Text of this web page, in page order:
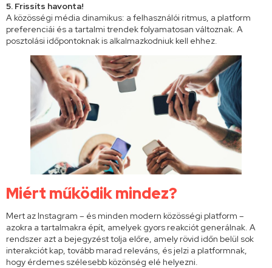
5. Frissíts havonta!
A közösségi média dinamikus: a felhasználói ritmus, a platform
preferenciái és a tartalmi trendek folyamatosan változnak. A
posztolási időpontoknak is alkalmazkodniuk kell ehhez.
Miért működik mindez?
Mert az Instagram – és minden modern közösségi platform –
azokra a tartalmakra épít, amelyek gyors reakciót generálnak. A
rendszer azt a bejegyzést tolja előre, amely rövid időn belül sok
interakciót kap, tovább marad releváns, és jelzi a platformnak,
hogy érdemes szélesebb közönség elé helyezni.